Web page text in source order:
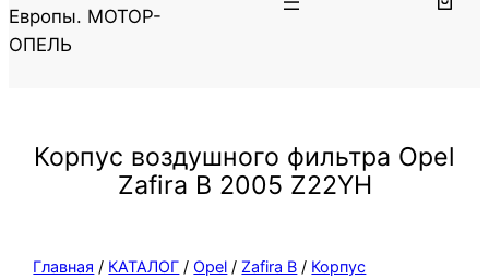
Европы. МОТОР-
ОПЕЛЬ
Корпус воздушного фильтра Opel
Zafira B 2005 Z22YH
Главная / КАТАЛОГ /Opel /Zafira B / Корпус